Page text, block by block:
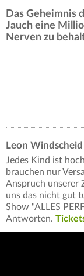
Das Geheimnis
Jauch eine
Nerven zu
Leon Windscheid
Jedes Kind ist
brauchen nur
Anspruch unserer
uns das nicht gut
Show "ALLES
Antworten.